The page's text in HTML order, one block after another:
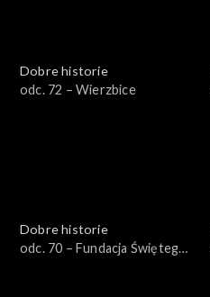
Dobre historie
odc. 72 – Wierzbice
Dobre historie
odc. 70 – Fundacja Świętego